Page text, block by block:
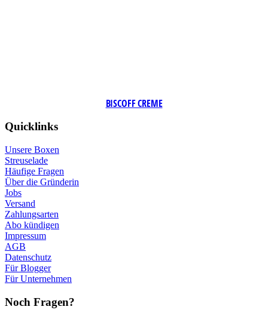
BISCOFF CREME
Quicklinks
Unsere Boxen
Streuselade
Häufige Fragen
Über die Gründerin
Jobs
Versand
Zahlungsarten
Abo kündigen
Impressum
AGB
Datenschutz
Für Blogger
Für Unternehmen
Noch Fragen?